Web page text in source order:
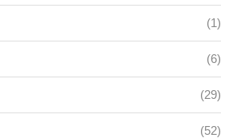
(1)
(6)
(29)
(52)